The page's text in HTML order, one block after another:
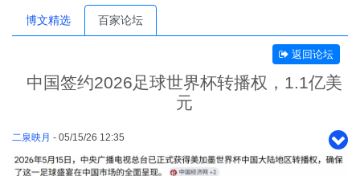
博文精选 百家论坛
返回论坛
中国签约2026足球世界杯转播权，1.1亿美
元
二泉映月 - 05/15/26 12:35